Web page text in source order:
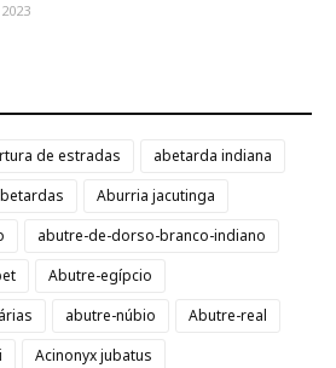
de estradas
abetarda indiana
Aburria jacutinga
abutre-de-dorso-branco-indiano
Abutre-egípcio
abutre-núbio
Abutre-real
Acinonyx jubatus